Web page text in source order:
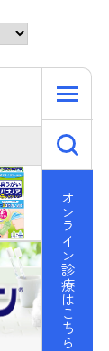
オンライン診療はこちら